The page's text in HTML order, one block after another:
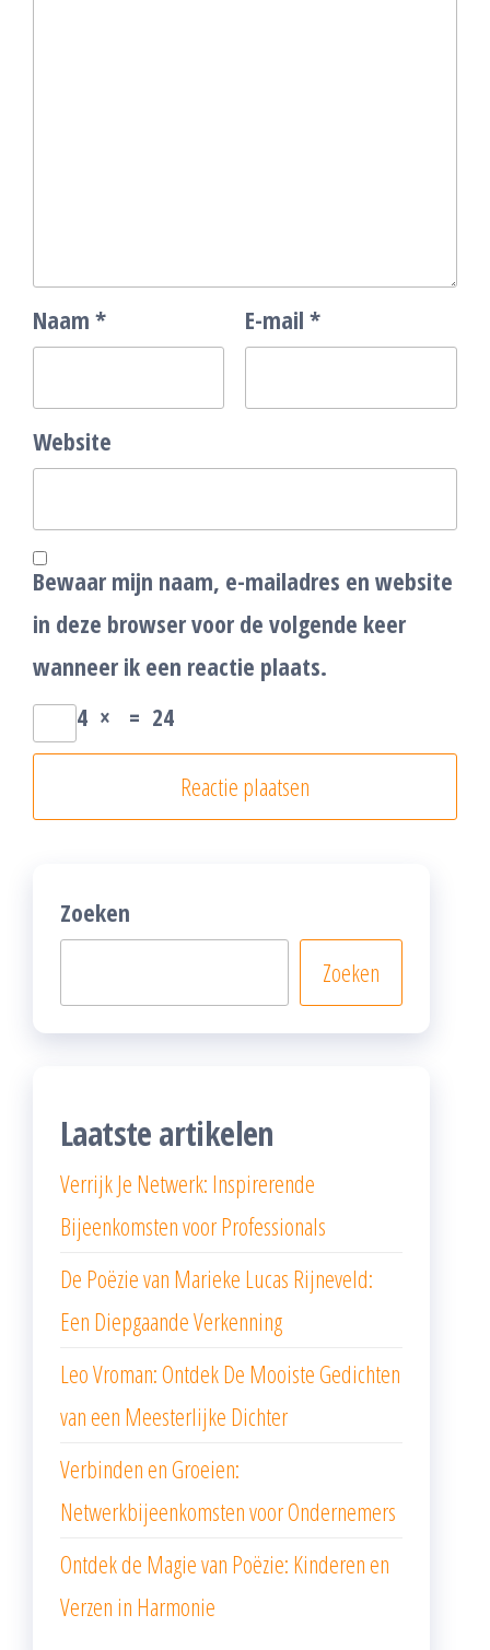
Naam * E-mail *
Website
Bewaar mijn naam, e-mailadres en website
in deze browser voor de volgende keer
wanneer ik een reactie plaats.
4 × = 24
Zoeken
Zoeken
Laatste artikelen
Verrijk Je Netwerk: Inspirerende
Bijeenkomsten voor Professionals
De Poëzie van Marieke Lucas Rijneveld:
Een Diepgaande Verkenning
Leo Vroman: Ontdek De Mooiste Gedichten
van een Meesterlijke Dichter
Verbinden en Groeien:
Netwerkbijeenkomsten voor Ondernemers
Ontdek de Magie van Poëzie: Kinderen en
Verzen in Harmonie